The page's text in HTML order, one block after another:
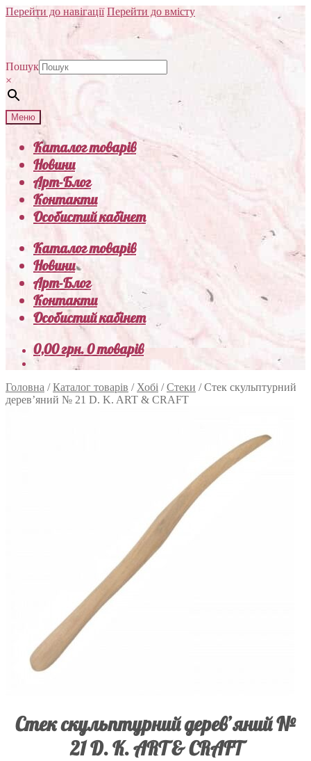
Перейти до навігації Перейти до вмісту
Пошук
×
Меню
Каталог товарів
Новини
Арт-Блог
Контакти
Особистий кабінет
Каталог товарів
Новини
Арт-Блог
Контакти
Особистий кабінет
0,00грн.0 товарів
Головна /Каталог товарів / Хобі /Стеки /Стек скульптурний
дерев’яний № 21 D. K. ART & CRAFT
Стек скульптурний дерев’яний №
21 D. K. ART & CRAFT